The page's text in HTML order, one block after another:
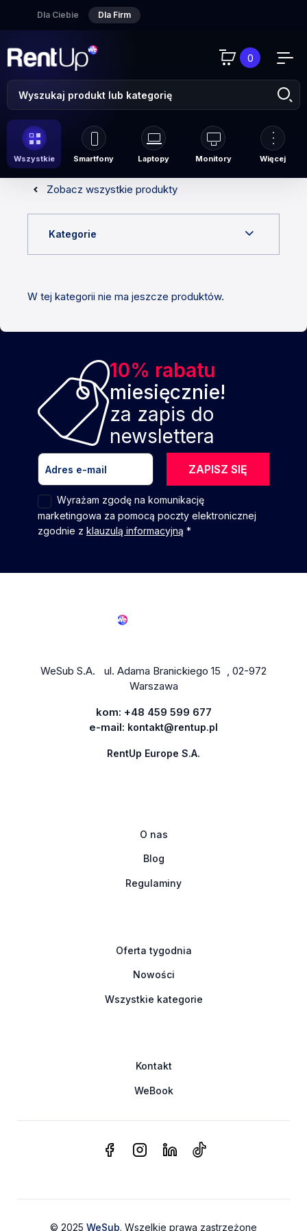
Dla Ciebie Dla Firm
0
Wszystkie Smartfony Laptopy Monitory Więcej
Zobacz wszystkie produkty
Kategorie
W tej kategorii nie ma jeszcze produktów.
10% rabatu
miesięcznie!
za zapis do
newslettera
ZAPISZ SIĘ
Wyrażam zgodę na komunikację
marketingowa za pomocą poczty elektronicznej
zgodnie z klauzulą informacyjną *
WeSub S.A. ul. Adama Branickiego 15 , 02-972
Warszawa
kom: +48 459 599 677
e-mail: kontakt@rentup.pl
RentUp Europe S.A.
O nas
Blog
Regulaminy
Oferta tygodnia
Nowości
Wszystkie kategorie
Kontakt
WeBook
© 2025 WeSub. Wszelkie prawa zastrzeżone